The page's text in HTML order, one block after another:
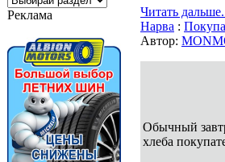
Реклама Читать
Нарва :
Автор:
Обычный
хлеба